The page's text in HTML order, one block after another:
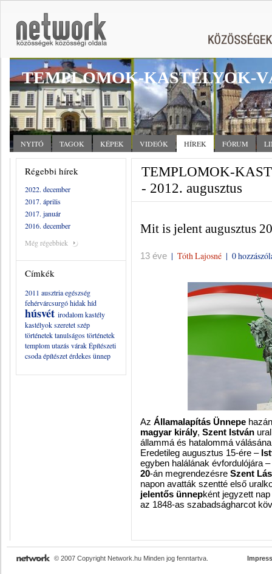
TEMPLOMOK-KASTÉLYOK-
NYITÓ TAGOK KÉPEK VIDEÓK HÍREK FÓRUM
Régebbi hírek
2022. december
2017. április
2017. január
2016. december
Még régebbiek
Címkék
2011 ausztriaegészség
fehérvárcsurgóhidakhíd
húsvét irodalomkastély
kastélyokszeretetszép
történetektanulságos történetek
templomutazásvárakÉpítészeti
csodaépítészetérdekesünnep
TEMPLOMOK-
- 2012. augusztus
Mit is jelent augusztus
13 éve | Tóth Lajosné | 0
Az Államalapítás Ünnepe
magyar király, Szent István
állammá és hatalommá
Eredetileg augusztus 15-ére –
egyben halálának évfordulójára
20-án megrendezésre Szent
napon avatták szentté első
jelentős ünnepként jegyzett
az 1848-as szabadságharcot
© 2007 Copyright Network.hu Minden jog fenntartva.